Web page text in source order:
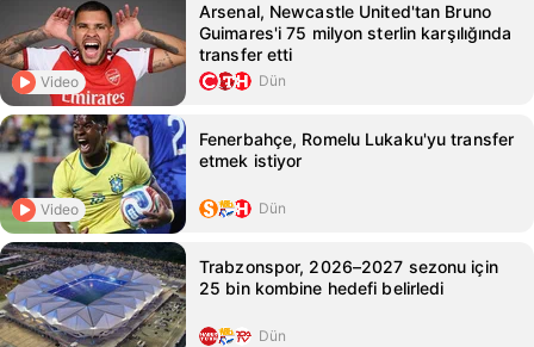
Video
Arsenal, Newcastle United'tan Bruno
Guimares'i 75 milyon sterlin karşılığında
transfer etti
Dün
Video
Fenerbahçe, Romelu Lukaku'yu transfer
etmek istiyor
Dün
Trabzonspor, 2026–2027 sezonu için
25 bin kombine hedefi belirledi
Dün